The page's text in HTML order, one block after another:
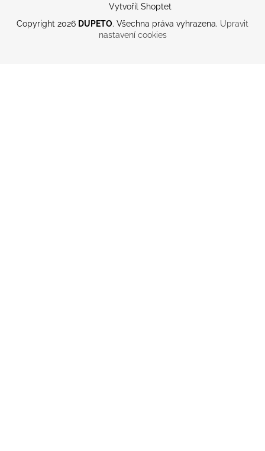
Vytvořil Shoptet
Copyright 2026 DUPETO. Všechna práva vyhrazena. Upravit
nastavení cookies